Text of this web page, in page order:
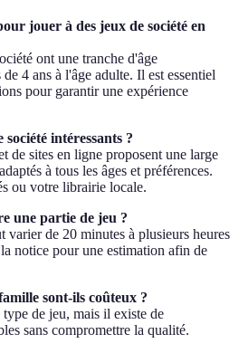
jouer à des jeux de société en
ont une tranche d'âge
4 ans à l'âge adulte. Il est essentiel
pour garantir une expérience
intéressants ?
de sites en ligne proposent une large
à tous les âges et préférences.
ou votre librairie locale.
une partie de jeu ?
varier de 20 minutes à plusieurs heures
notice pour une estimation afin de
sont-ils coûteux ?
de jeu, mais il existe de
sans compromettre la qualité.